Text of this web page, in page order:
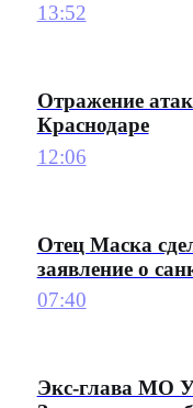
13:52
Отражение
Краснодаре
12:06
Отец Маска
заявление о
07:40
Экс-глава МО